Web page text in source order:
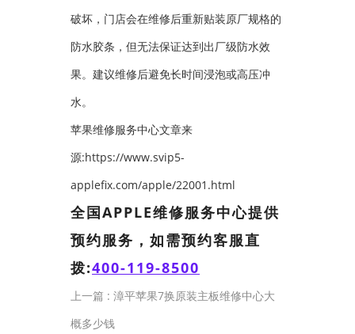
破坏，门店会在维修后重新贴装原厂规格的
防水胶条，但无法保证达到出厂级防水效
果。建议维修后避免长时间浸泡或高压冲
水。
苹果维修服务中心文章来
源:https://www.svip5-
applefix.com/apple/22001.html
全国APPLE维修服务中心提供
预约服务，如需预约客服直
拨:400-119-8500
上一篇 : 漳平苹果7换原装主板维修中心大
概多少钱